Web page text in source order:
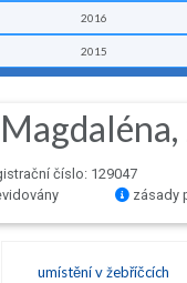
2016
2015
číslo: 129047
zásady
umístění v žebříčcích